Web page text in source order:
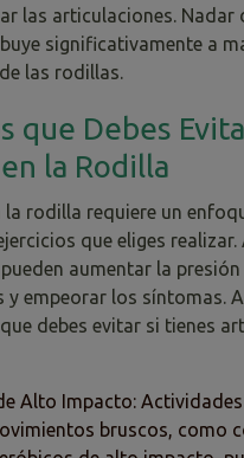
las articulaciones. Nadar
significativamente a
las rodillas.
que Debes
la Rodilla
la rodilla requiere un
que eliges realizar.
aumentar la presión
y empeorar los síntomas.
debes evitar si tienes
Alto Impacto:
bruscos, como